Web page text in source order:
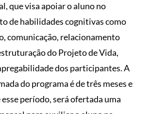
que visa apoiar o aluno no
de habilidades cognitivas como
comunicação, relacionamento
do Projeto de Vida,
dos participantes. A
do programa é de três meses e
período, será ofertada uma